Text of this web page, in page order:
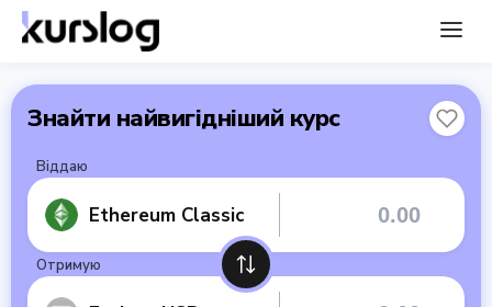
Знайти найвигідніший курс
Віддаю
Ethereum Classic
Отримую